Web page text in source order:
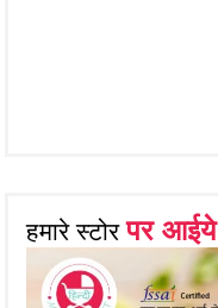
हमारे स्टोरपर आईये